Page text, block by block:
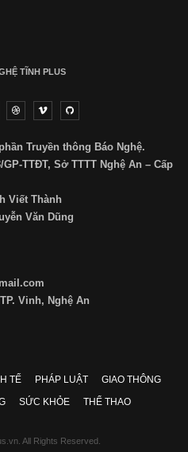
TĨNH PLUS
Truyền thông Báo Nghệ.
TTĐT, Sở TTTT Nghệ An – Cấp
Viết Thành
Văn Dũng
Vinh, Nghệ An
TẾ PHÁP LUẬT
GIAO THÔNG
SỨC KHỎE THỂ THAO
All Rights Reserved.